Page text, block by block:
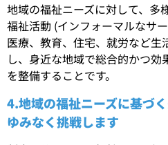
地域の福祉ニーズに対して、多
福祉活動 (インフォーマルなサ
医療、教育、住宅、就労など生
し、身近な地域で総合的かつ
を整備することです。
4.地域の福祉ニーズに基づ
ゆみなく挑戦します